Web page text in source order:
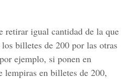
retirar igual cantidad de la que
billetes de 200 por las otras
ejemplo, si ponen en
en billetes de 200,